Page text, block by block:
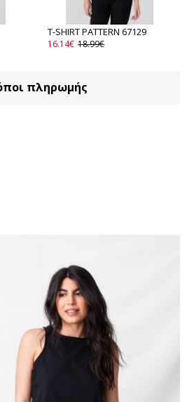
πληρωμής
T-SHIRT PATTERN 67129
16.14€ 18.99€